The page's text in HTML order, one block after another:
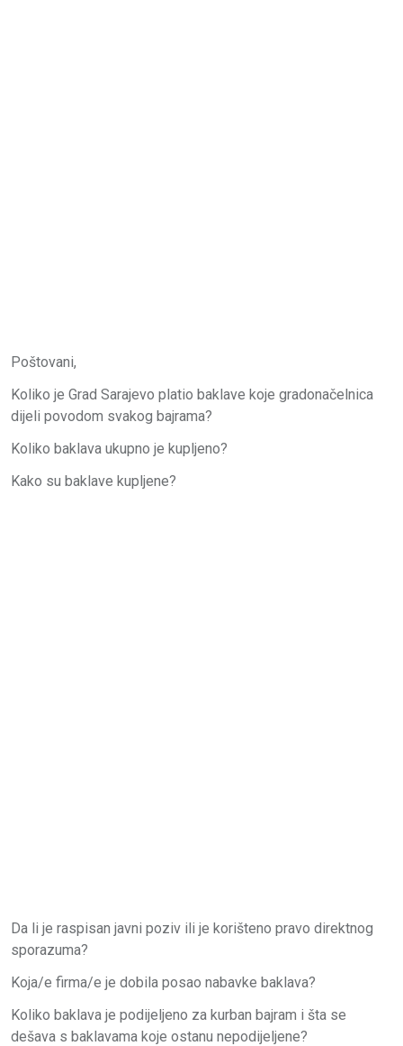
Poštovani,
Koliko je Grad Sarajevo platio baklave koje gradonačelnica
dijeli povodom svakog bajrama?
Koliko baklava ukupno je kupljeno?
Kako su baklave kupljene?
Da li je raspisan javni poziv ili je korišteno pravo direktnog
sporazuma?
Koja/e firma/e je dobila posao nabavke baklava?
Koliko baklava je podijeljeno za kurban bajram i šta se
dešava s baklavama koje ostanu nepodijeljene?